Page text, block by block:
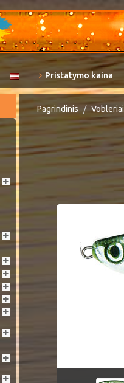
Pristatymo kaina
Pagrindinis Vobleriai